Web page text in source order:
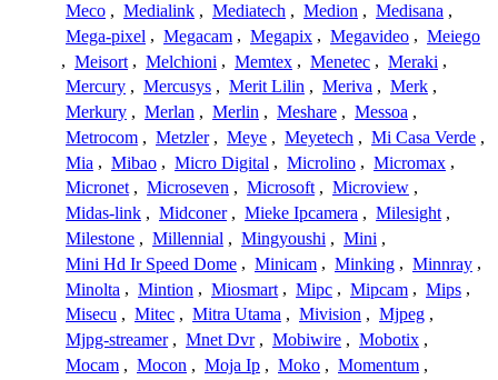
Meco , Medialink , Mediatech , Medion , Medisana ,
Mega-pixel , Megacam , Megapix , Megavideo , Meiego
, Meisort , Melchioni , Memtex , Menetec , Meraki ,
Mercury , Mercusys , Merit Lilin , Meriva , Merk ,
Merkury , Merlan , Merlin , Meshare , Messoa ,
Metrocom , Metzler , Meye , Meyetech , Mi Casa Verde ,
Mia , Mibao , Micro Digital , Microlino , Micromax ,
Micronet , Microseven , Microsoft , Microview ,
Midas-link , Midconer , Mieke Ipcamera , Milesight ,
Milestone , Millennial , Mingyoushi , Mini ,
Mini Hd Ir Speed Dome , Minicam , Minking , Minnray ,
Minolta , Mintion , Miosmart , Mipc , Mipcam , Mips ,
Misecu , Mitec , Mitra Utama , Mivision , Mjpeg ,
Mjpg-streamer , Mnet Dvr , Mobiwire , Mobotix ,
Mocam , Mocon , Moja Ip , Moko , Momentum ,